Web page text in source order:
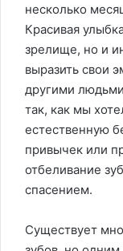
несколько
Красивая
зрелище, но и
выразить свои
другими
так, как мы
естественную
привычек или
отбеливание
спасением.
Существует